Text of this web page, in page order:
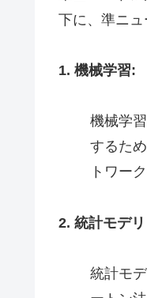
下に、準ニュ
1. 機械学習:
機械学
するた
トワー
2. 統計モデ
統計モ